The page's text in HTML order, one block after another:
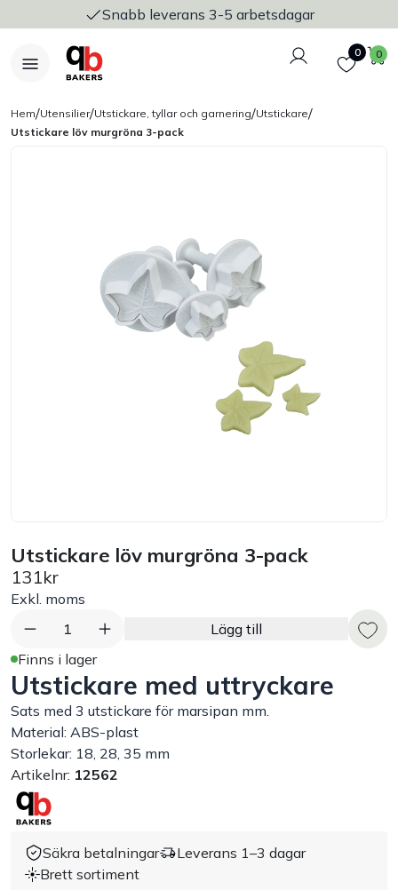
Snabb leverans 3-5 arbetsdagar
Logga in
Favoriter
0 0
Bageriplåtar & bakformar
Stickvagnar & transport
Exponering & servering
Städutrustning
Arbetskläder
Plåtbyte
Monin
Handla efter bransch
Varumärken
Hem/Utensilier/Utstickare, tyllar och garnering/Utstickare/
Utstickare löv murgröna 3-pack
Utstickare löv murgröna 3-pack
131kr
Exkl. moms
1
Lägg till
Finns i lager
Utstickare med uttryckare
Sats med 3 utstickare för marsipan mm.
Material: ABS-plast
Storlekar: 18, 28, 35 mm
Artikelnr: 12562
Säkra betalningar
Leverans 1–3 dagar
Brett sortiment